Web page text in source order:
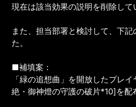
現在は該当効果の説明を削除して
また、担当部署と検討して、下
た。
■補填案：
「緑の追想曲」を開放したプレ
絶・御神燈の守護の破片*10]を配